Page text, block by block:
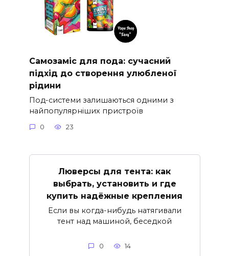
Самозаміс для пода: сучасний
підхід до створення улюбленої
рідини
Под-системи залишаються одними з
найпопулярніших пристроїв
0 23
Люверсы для тента: как
выбрать, установить и где
купить надёжные крепления
Если вы когда-нибудь натягивали
тент над машиной, беседкой
0 14